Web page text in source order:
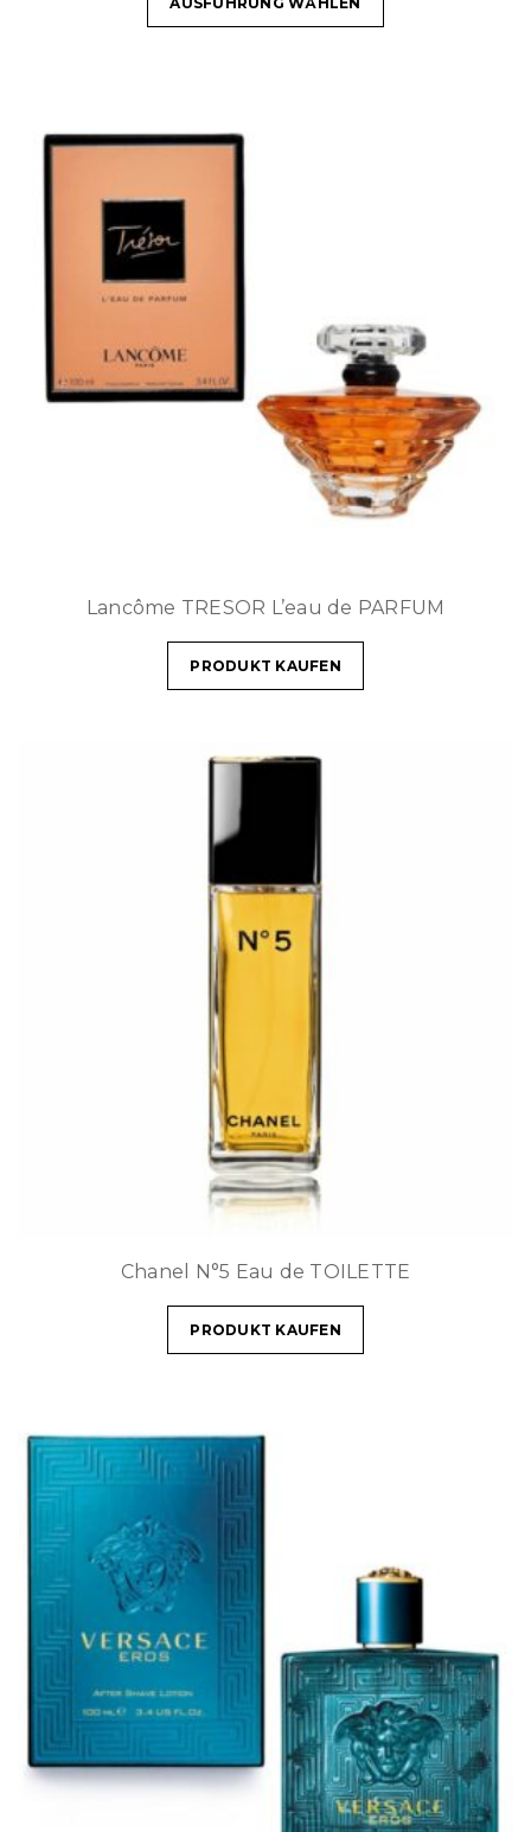
Lancôme TRESOR L’eau de PARFUM
PRODUKT KAUFEN
Chanel N°5 Eau de TOILETTE
PRODUKT KAUFEN